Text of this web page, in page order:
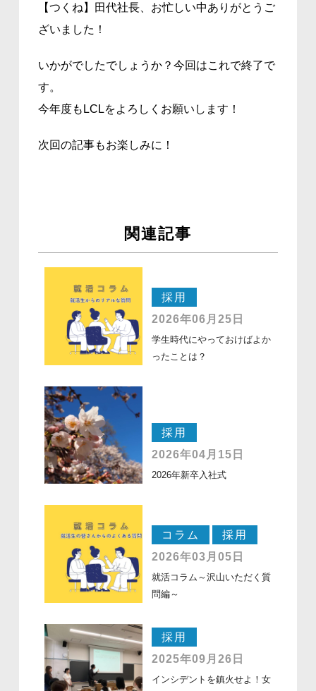
【つくね】田代社長、お忙しい中ありがとうご
ざいました！
いかがでしたでしょうか？今回はこれで終了で
す。
今年度もLCLをよろしくお願いします！
次回の記事もお楽しみに！
関連記事
採用
2026年06月25日
学生時代にやっておけばよか
ったことは？
採用
2026年04月15日
2026年新卒入社式
コラム
採用
2026年03月05日
就活コラム～沢山いただく質
問編～
採用
2025年09月26日
インシデントを鎮火せよ！女